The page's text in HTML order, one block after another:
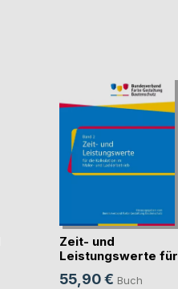
Zeit- und
Leistungswerte für
die K(...)
55,90 € Buch